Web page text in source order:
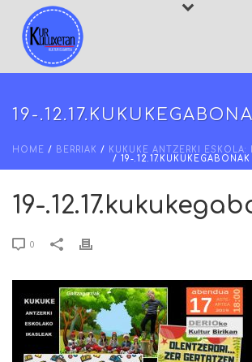
19-
HOME / BERRIAK /
KUKUKE ANTZERKI ESKOLA:
/ 19-.12.17.KUKUKEGABONAK
19-
0